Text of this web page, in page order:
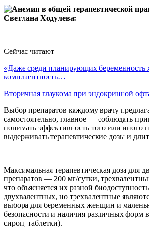
Светлана Ходулева:
Сейчас читают
«Даже среди планирующих
комплаентность…
Вторичная глаукома при эндокринной
Выбор препаратов каждому врачу
самостоятельно, главное — соблюдать
понимать эффективность того или иного
выдерживать терапевтические дозы и
Максимальная терапевтическая доза для
препаратов — 200 мг/сутки,
что объясняется их разной
двухвалентных, но трехвалентные
выбора для беременных женщин и
безопасности и наличия различных форм
сироп, таблетки).